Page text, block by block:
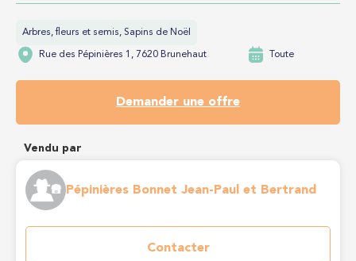
Arbres, fleurs et semis, Sapins de Noël
Rue des Pépinières 1, 7620 Brunehaut Toute
Demander une offre
Vendu par
Pépinières Bonnet Jean-Paul et Bertrand
Contacter